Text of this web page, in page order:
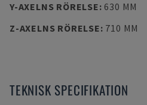
Y-AXELNS RÖRELSE: 630 MM
Z-AXELNS RÖRELSE: 710 MM
TEKNISK SPECIFIKATION